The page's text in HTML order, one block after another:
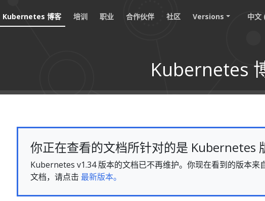
Kubernetes 博客 培训 职业 合作伙伴 社区 Versions 中文
Kubernetes
你正在查看的文档所针对的是 Kubernetes
Kubernetes v1.34 版本的文档已不再维护。你现在看到的版本来
文档，请点击 最新版本。